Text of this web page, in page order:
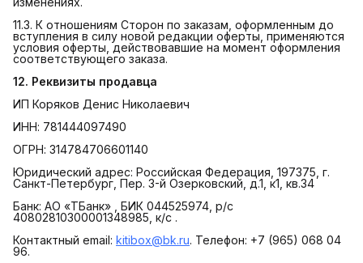
11.3. К отношениям Сторон по заказам, оформленным до
вступления в силу новой редакции оферты, применяются
условия оферты, действовавшие на момент оформления
соответствующего заказа.
12. Реквизиты продавца
ИП Коряков Денис Николаевич
ИНН: 781444097490
ОГРН: 314784706601140
Юридический адрес: Российская Федерация, 197375, г.
Санкт-Петербург, Пер. 3-й Озерковский, д.1, к1, кв.34
Банк: АО «ТБанк» , БИК 044525974, р/с
40802810300001348985, к/с .
Контактный email: kitibox@bk.ru. Телефон: +7 (965) 068 04
96.